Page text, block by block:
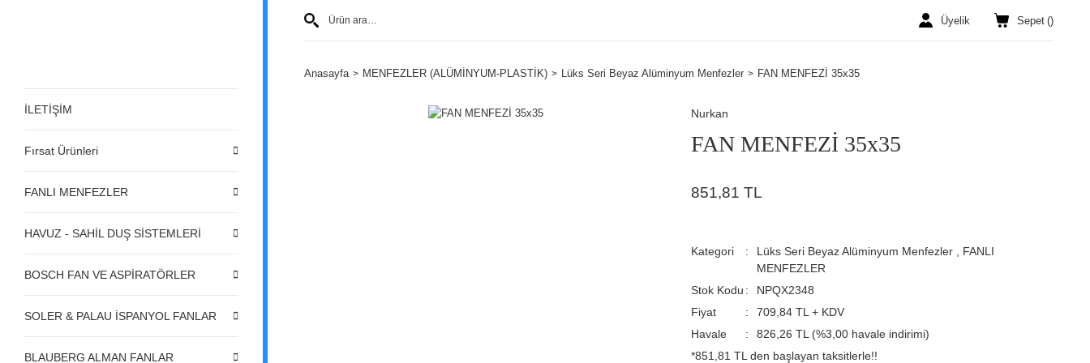
İLETİŞİM
Fırsat Ürünleri
FANLI MENFEZLER
HAVUZ - SAHİL DUŞ SİSTEMLERİ
BOSCH FAN VE ASPİRATÖRLER
SOLER & PALAU İSPANYOL FANLAR
BLAUBERG ALMAN FANLAR
Üyelik Sepet ()
Anasayfa MENFEZLER (ALÜMİNYUM-PLASTİK) Lüks Seri Beyaz Alüminyum Menfezler FAN MENFEZİ 35x35
Nurkan
FAN MENFEZİ 35x35
851,81 TL
Kategori Lüks Seri Beyaz Alüminyum Menfezler
FANLI
MENFEZLER
Stok Kodu
NPQX2348
Fiyat
709,84 TL + KDV
Havale
826,26 TL (%3,00 havale indirimi)
*851,81 TL den başlayan taksitlerle!!